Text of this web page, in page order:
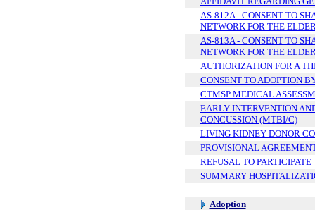
AS-812A - CONSENT TO
NETWORK FOR THE
AS-813A - CONSENT TO
NETWORK FOR THE
AUTHORIZATION FOR A
CONSENT TO ADOPTION
CTMSP MEDICAL
EARLY INTERVENTION
CONCUSSION (MTBI/C)
LIVING KIDNEY DONOR
PROVISIONAL
REFUSAL TO
SUMMARY
Adoption